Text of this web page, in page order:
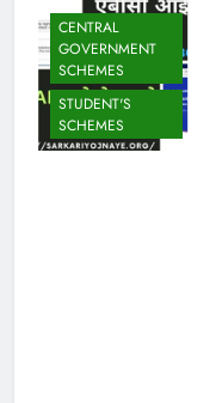
CENTRAL
GOVERNMENT
SCHEMES
STUDENT'S
SCHEMES